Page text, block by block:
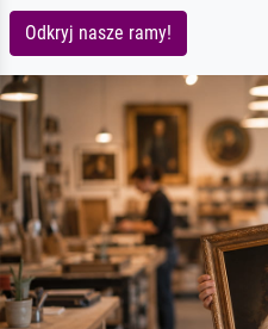
Odkryj nasze ramy!